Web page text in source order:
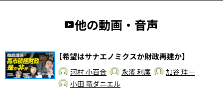
他の動画・音声
【希望はサナエノミクスか財政再建か】
河村 小百合 永濱 利廣
加谷 珪一
小田 竜ダニエル